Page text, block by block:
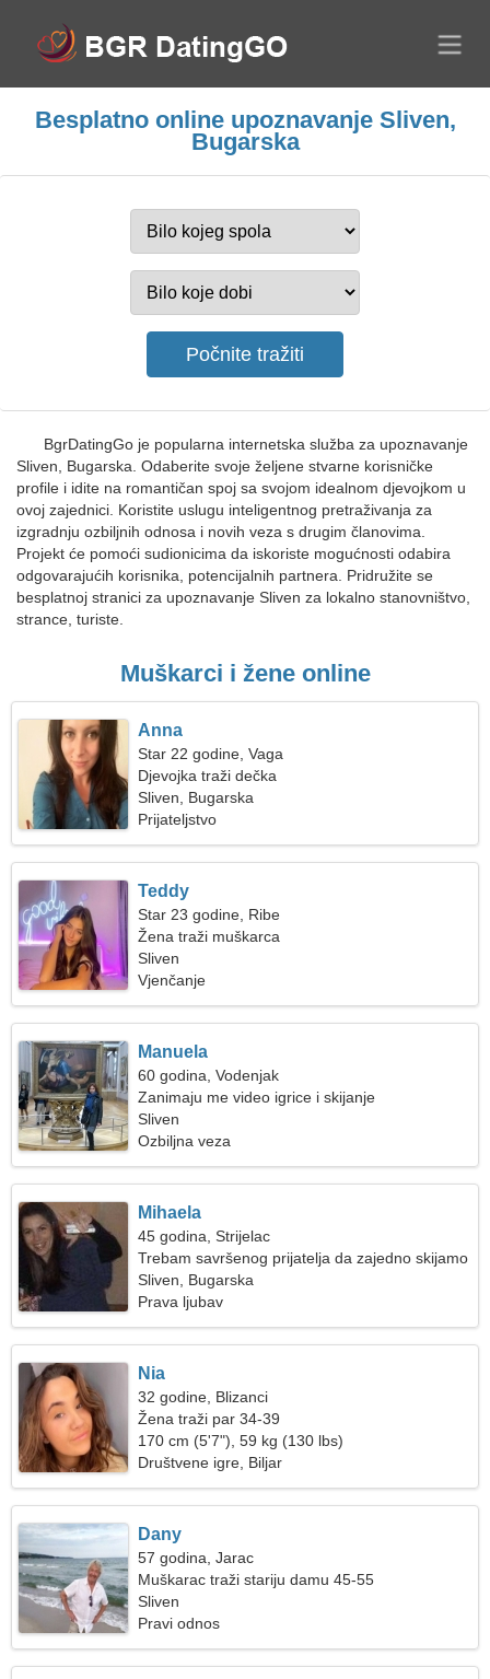
Besplatno online upoznavanje Sliven,
Bugarska
BgrDatingGo je popularna internetska služba za upoznavanje
Sliven, Bugarska. Odaberite svoje željene stvarne korisničke
profile i idite na romantičan spoj sa svojom idealnom djevojkom u
ovoj zajednici. Koristite uslugu inteligentnog pretraživanja za
izgradnju ozbiljnih odnosa i novih veza s drugim članovima.
Projekt će pomoći sudionicima da iskoriste mogućnosti odabira
odgovarajućih korisnika, potencijalnih partnera. Pridružite se
besplatnoj stranici za upoznavanje Sliven za lokalno stanovništvo,
strance, turiste.
Muškarci i žene online
Anna
Star 22 godine, Vaga
Djevojka traži dečka
Sliven, Bugarska
Prijateljstvo
Teddy
Star 23 godine, Ribe
Žena traži muškarca
Sliven
Vjenčanje
Manuela
60 godina, Vodenjak
Zanimaju me video igrice i skijanje
Sliven
Ozbiljna veza
Mihaela
45 godina, Strijelac
Trebam savršenog prijatelja da zajedno skijamo
Sliven, Bugarska
Prava ljubav
Nia
32 godine, Blizanci
Žena traži par 34-39
170 cm (5'7"), 59 kg (130 lbs)
Društvene igre, Biljar
Dany
57 godina, Jarac
Muškarac traži stariju damu 45-55
Sliven
Pravi odnos